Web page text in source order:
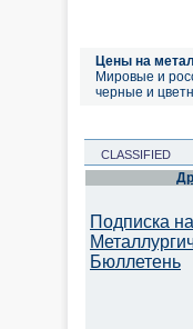
Цены на
Мировые и
черные и
CLASSIFIED
Подписка
Бюллетень